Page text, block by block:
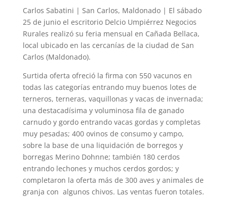
Carlos Sabatini | San Carlos, Maldonado | El sábado
25 de junio el escritorio Delcio Umpiérrez Negocios
Rurales realizó su feria mensual en Cañada Bellaca,
local ubicado en las cercanías de la ciudad de San
Carlos (Maldonado).
Surtida oferta ofreció la firma con 550 vacunos en
todas las categorías entrando muy buenos lotes de
terneros, terneras, vaquillonas y vacas de invernada;
una destacadísima y voluminosa fila de ganado
carnudo y gordo entrando vacas gordas y completas
muy pesadas; 400 ovinos de consumo y campo,
sobre la base de una liquidación de borregos y
borregas Merino Dohnne; también 180 cerdos
entrando lechones y muchos cerdos gordos; y
completaron la oferta más de 300 aves y animales de
granja con algunos chivos. Las ventas fueron totales.